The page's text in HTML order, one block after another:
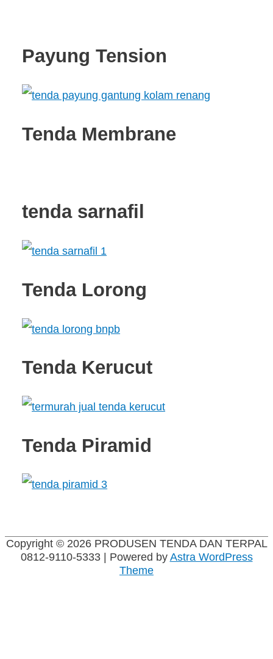
Payung Tension
Tenda Membrane
tenda sarnafil
Tenda Lorong
Tenda Kerucut
Tenda Piramid
Copyright © 2026 PRODUSEN TENDA DAN TERPAL
0812-9110-5333| Powered byAstra WordPress
Theme